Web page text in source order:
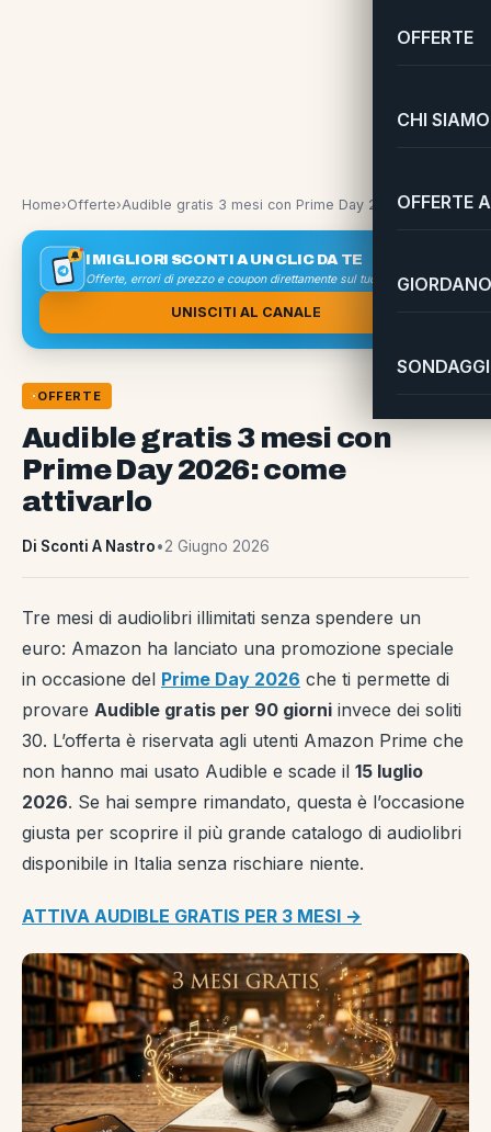
OFFERTE
CHI SIAMO
OFFERTE
Home›Offerte› Audible gratis 3 mesi con Prime Day 2026: come attivarlo
I MIGLIORI SCONTI A UN CLIC DA TE
Offerte, errori di prezzo e coupon direttamente sul tuo smartphone
UNISCITI AL CANALE
OFFERTE
Audible gratis 3 mesi con
Prime Day 2026: come
attivarlo
Di Sconti A Nastro•2 Giugno 2026
Tre mesi di audiolibri illimitati senza spendere un
euro: Amazon ha lanciato una promozione speciale
in occasione del Prime Day 2026 che ti permette di
provare Audible gratis per 90 giorni invece dei soliti
30. L’offerta è riservata agli utenti Amazon Prime che
non hanno mai usato Audible e scade il 15 luglio
2026. Se hai sempre rimandato, questa è l’occasione
giusta per scoprire il più grande catalogo di audiolibri
disponibile in Italia senza rischiare niente.
ATTIVA AUDIBLE GRATIS PER 3 MESI →